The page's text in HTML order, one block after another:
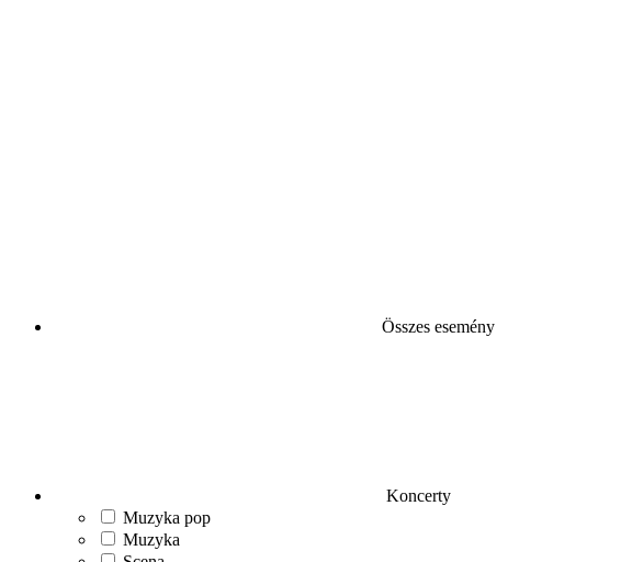
Összes esemény
Koncerty
Muzyka pop
Muzyka